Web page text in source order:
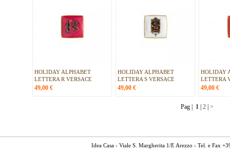
HOLIDAY ALPHABET
LETTERA R VERSACE
49,00 €
HOLIDAY ALPHABET
LETTERA S VERSACE
49,00 €
HOLIDAY
LETTERA
49,00 €
Pag | 1 2 >
Idea Casa - Viale S. Margherita 1/E Arezzo - Tel. e Fax